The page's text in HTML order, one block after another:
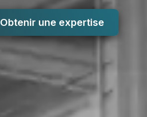
Obtenir une expertise